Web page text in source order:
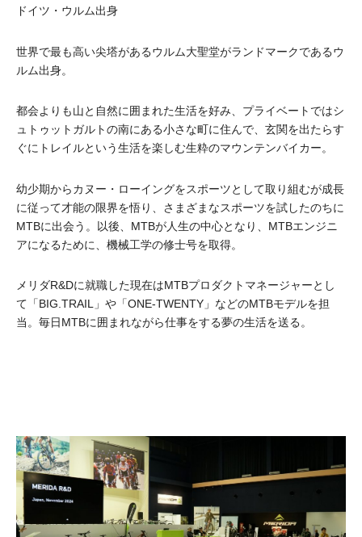
ドイツ・ウルム出身
世界で最も高い尖塔があるウルム大聖堂がランドマークであるウ
ルム出身。
都会よりも山と自然に囲まれた生活を好み、プライベートではシ
ュトゥットガルトの南にある小さな町に住んで、玄関を出たらす
ぐにトレイルという生活を楽しむ生粋のマウンテンバイカー。
幼少期からカヌー・ローイングをスポーツとして取り組むが成長
に従って才能の限界を悟り、さまざまなスポーツを試したのちに
MTBに出会う。以後、MTBが人生の中心となり、MTBエンジニ
アになるために、機械工学の修士号を取得。
メリダR&Dに就職した現在はMTBプロダクトマネージャーとし
て「BIG.TRAIL」や「ONE-TWENTY」などのMTBモデルを担
当。毎日MTBに囲まれながら仕事をする夢の生活を送る。